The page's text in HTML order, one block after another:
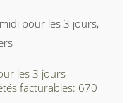
pour les 3 jours,
les 3 jours
facturables: 670